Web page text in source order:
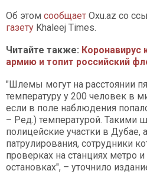
Об этом сообщает Оxu.az со
газету Khaleej Times.
Читайте также: Коронавирус
армию и топит российский
"Шлемы могут на расстоянии
температуру у 200 человек в
если в поле наблюдения
– Ред.) температурой.
полицейские участки в Дубае,
патрулирования, сотрудники
проверках на станциях метро
остановках", – уточнило